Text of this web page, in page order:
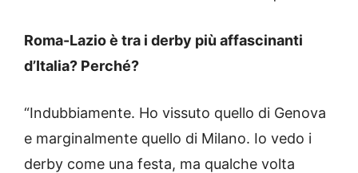
Roma-Lazio è tra i derby più affascinanti
d’Italia? Perché?
“Indubbiamente. Ho vissuto quello di Genova
e marginalmente quello di Milano. Io vedo i
derby come una festa, ma qualche volta